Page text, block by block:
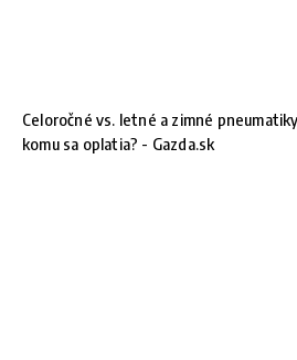
Celoročné vs. letné a zimné
komu sa oplatia? - Gazda.sk